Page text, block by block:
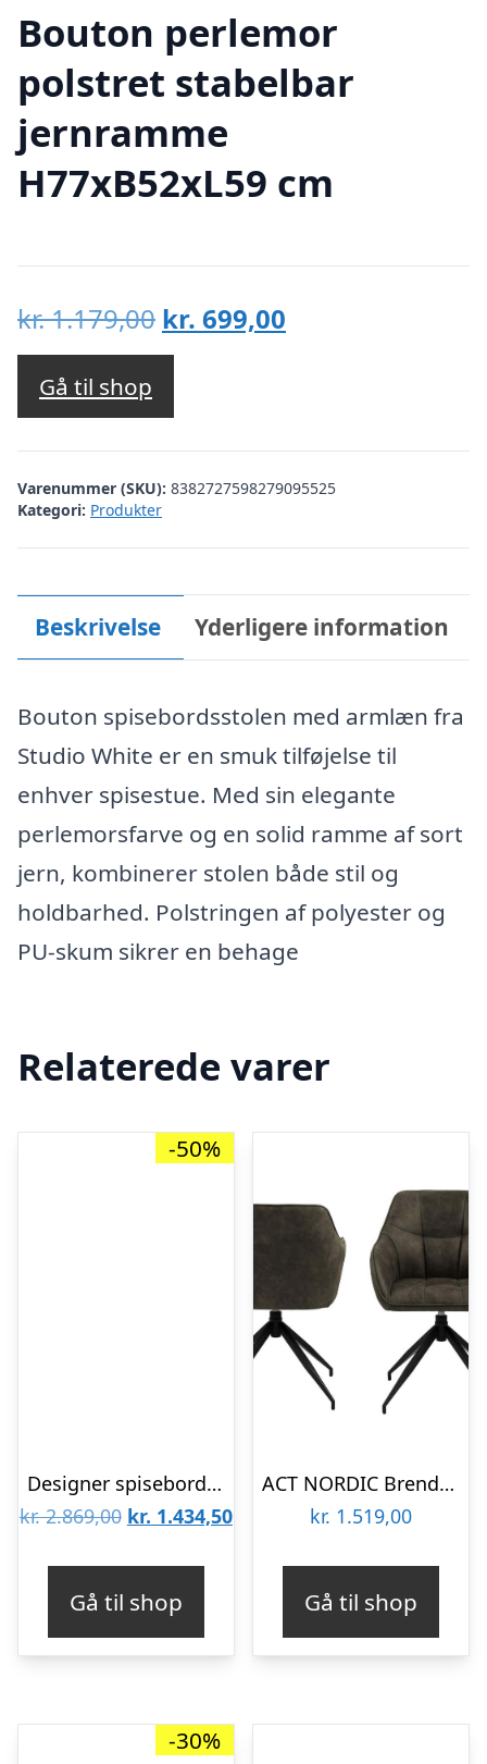
Bouton perlemor
polstret stabelbar
jernramme
H77xB52xL59 cm
kr.1.179,00 Den
oprindelige
var:
kr. 1.179,00.
kr. 699,00
kr. 699,00.
Gå til shop
Varenummer (SKU): 8382727598279095525
Kategori: Produkter
Beskrivelse Yderligere information
Bouton spisebordsstolen med armlæn fra
Studio White er en smuk tilføjelse til
enhver spisestue. Med sin elegante
perlemorsfarve og en solid ramme af sort
jern, kombinerer stolen både stil og
holdbarhed. Polstringen af polyester og
PU-skum sikrer en behage
Relaterede varer
-50%
Designer spisebordsstol, m. armlæn – lys brun læder og massivt hvidolieret egetræ
kr.2.869,00 Den
var:
kr. 2.869,00.
kr. 1.434,50Den
kr. 1.434,50.
Gå til shop
ACT NORDIC Brenda spisebordsstol, m. armlæn og drejefunktion – olivengrøn polyester og sort metal
kr. 1.519,00
Gå til shop
-30%